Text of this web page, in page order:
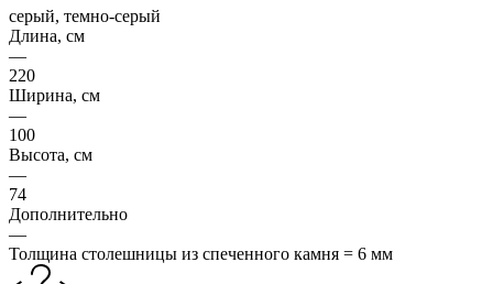
серый, темно-серый
Длина, см
—
220
Ширина, см
—
100
Высота, см
—
74
Дополнительно
—
Толщина столешницы из спеченного камня = 6 мм